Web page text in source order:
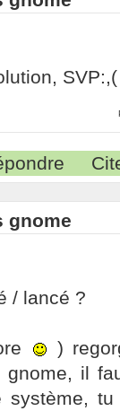
SVP:,(
gnome
/ lancé ?
)
il
système,